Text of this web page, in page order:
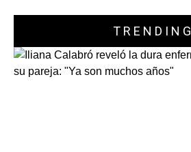
TRENDING